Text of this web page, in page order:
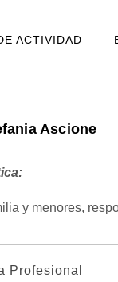
ACTIVIDAD
Ascione
y menores,
Profesional